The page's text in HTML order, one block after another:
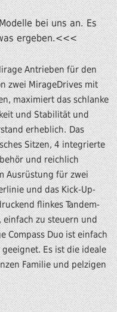
bei uns an. Es
ergeben.<<<
Antrieben für den
zwei MirageDrives mit
maximiert das schlanke
und Stabilität und
erheblich. Das
Sitzen, 4 integrierte
und reichlich
Ausrüstung für zwei
und das Kick-Up-
flinkes Tandem-
einfach zu steuern und
Compass Duo ist einfach
Es ist die ideale
Familie und pelzigen